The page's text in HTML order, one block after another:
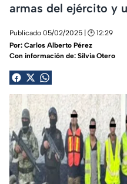
armas del ejército y
Publicado 05/02/2025 | 🕑 12:29
Por: Carlos Alberto Pérez
Con información de: Silvia Otero